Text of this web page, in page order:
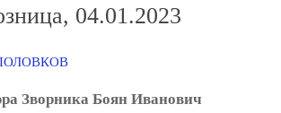
04.01.2023
Зворника Боян Иванович